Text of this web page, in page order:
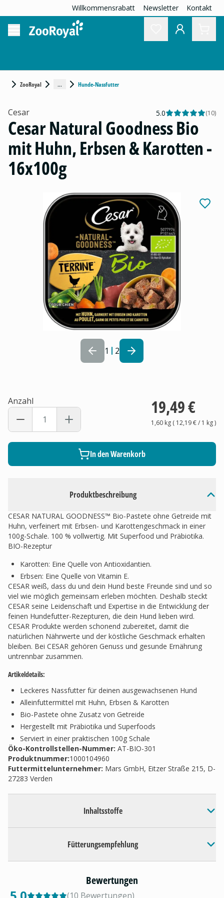
Willkommensrabatt Newsletter Kontakt
ZooRoyal ... Hunde-Nassfutter
1 2
Produktbeschreibung
CESAR NATURAL GOODNESS™ Bio-Pastete ohne Getreide mit
Huhn, verfeinert mit Erbsen- und Karottengeschmack in einer
100g-Schale. 100 % vollwertig. Mit Superfood und Präbiotika.
BIO-Rezeptur
Karotten: Eine Quelle von Antioxidantien.
Erbsen: Eine Quelle von Vitamin E.
CESAR weiß, dass du und dein Hund beste Freunde sind und so
viel wie möglich gemeinsam erleben möchten. Deshalb steckt
CESAR seine Leidenschaft und Expertise in die Entwicklung der
feinen Hundefutter-Rezepturen, die dein Hund lieben wird.
CESAR Produkte werden schonend zubereitet, damit die
natürlichen Nährwerte und der köstliche Geschmack erhalten
bleiben. Bei CESAR gehören Genuss und gesunde Ernährung
untrennbar zusammen.
Artikeldetails:
Leckeres Nassfutter für deinen ausgewachsenen Hund
Alleinfuttermittel mit Huhn, Erbsen & Karotten
Bio-Pastete ohne Zusatz von Getreide
Hergestellt mit Präbiotika und Superfoods
Serviert in einer praktischen 100g Schale
Öko-Kontrollstellen-Nummer: AT-BIO-301
Produktnummer:1000104960
Futtermittelunternehmer: Mars GmbH, Eitzer Straße 215, D-
27283 Verden
Inhaltsstoffe
Fütterungsempfehlung
Cesar 5.0 (10)
Cesar Natural Goodness Bio
mit Huhn, Erbsen & Karotten -
16x100g
Anzahl 19,49 €
1,60 kg( 12,19 €/ 1 kg)
In den Warenkorb
Bewertungen
(10 Bewertungen)